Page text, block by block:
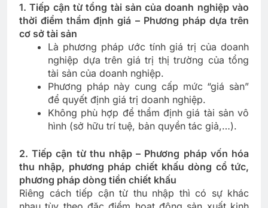
1. Tiếp cận từ tổng tài sản của doanh nghiệp vào
thời điểm thẩm định giá – Phương pháp dựa trên
cơ sở tài sản
Là phương pháp ước tính giá trị của doanh
nghiệp dựa trên giá trị thị trường của tổng
tài sản của doanh nghiệp.
Phương pháp này cung cấp mức “giá sàn”
để quyết định giá trị doanh nghiệp.
Không phù hợp để thẩm định giá tài sản vô
hình (sở hữu trí tuệ, bản quyền tác giả,…).
2. Tiếp cận từ thu nhập – Phương pháp vốn hóa
thu nhập, phương pháp chiết khấu dòng cổ tức,
phương pháp dòng tiền chiết khấu
Riêng cách tiếp cận từ thu nhập thì có sự khác